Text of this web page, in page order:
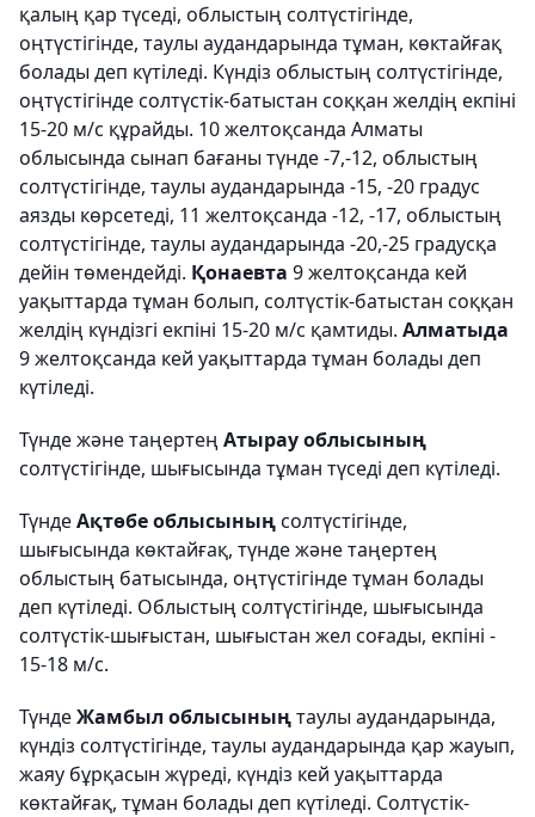
қалың қар түседі, облыстың солтүстігінде,
оңтүстігінде, таулы аудандарында тұман, көктайғақ
болады деп күтіледі. Күндіз облыстың солтүстігінде,
оңтүстігінде солтүстік-батыстан соққан желдің екпіні
15-20 м/с құрайды. 10 желтоқсанда Алматы
облысында сынап бағаны түнде -7,-12, облыстың
солтүстігінде, таулы аудандарында -15, -20 градус
аязды көрсетеді, 11 желтоқсанда -12, -17, облыстың
солтүстігінде, таулы аудандарында -20,-25 градусқа
дейін төмендейді. Қонаевта 9 желтоқсанда кей
уақыттарда тұман болып, солтүстік-батыстан соққан
желдің күндізгі екпіні 15-20 м/с қамтиды. Алматыда
9 желтоқсанда кей уақыттарда тұман болады деп
күтіледі.
Түнде және таңертең Атырау облысының
солтүстігінде, шығысында тұман түседі деп күтіледі.
ТүндеАқтөбе облысыныңсолтүстігінде,
шығысында көктайғақ, түнде және таңертең
облыстың батысында, оңтүстігінде тұман болады
деп күтіледі. Облыстың солтүстігінде, шығысында
солтүстік-шығыстан, шығыстан жел соғады, екпіні -
15-18 м/с.
ТүндеЖамбыл облысыныңтаулы аудандарында,
күндіз солтүстігінде, таулы аудандарында қар жауып,
жаяу бұрқасын жүреді, күндіз кей уақыттарда
көктайғақ, тұман болады деп күтіледі. Солтүстік-